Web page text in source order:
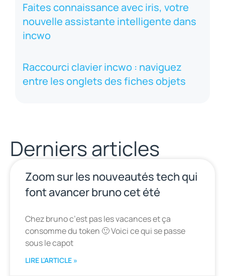
Faites connaissance avec iris, votre
nouvelle assistante intelligente dans
incwo
Raccourci clavier incwo : naviguez
entre les onglets des fiches objets
Derniers articles
Zoom sur les nouveautés tech qui
font avancer bruno cet été
Chez bruno c’est pas les vacances et ça
consomme du token 🙂 Voici ce qui se passe
sous le capot
LIRE L'ARTICLE »